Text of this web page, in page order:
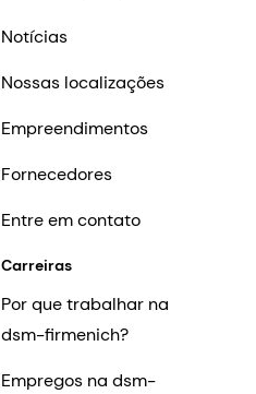
Notícias
Nossas localizações
Empreendimentos
Fornecedores
Entre em contato
Carreiras
Por que trabalhar na
dsm-firmenich?
Empregos na dsm-